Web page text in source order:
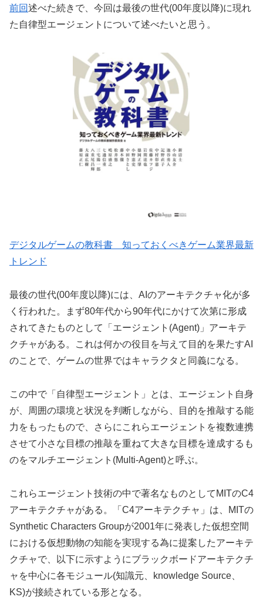
前回述べた続きで、今回は最後の世代(00年度以降)に現れ
た自律型エージェントについて述べたいと思う。
デジタルゲームの教科書 知っておくべきゲーム業界最新
トレンド
最後の世代(00年度以降)には、AIのアーキテクチャ化が多
く行われた。まず80年代から90年代にかけて次第に形成
されてきたものとして「エージェント(Agent)」アーキテ
クチャがある。これは何かの役目を与えて目的を果たすAI
のことで、ゲームの世界ではキャラクタと同義になる。
この中で「自律型エージェント」とは、エージェント自身
が、周囲の環境と状況を判断しながら、目的を推敲する能
力をもったもので、さらにこれらエージェントを複数連携
させて小さな目標の推敲を重ねて大きな目標を達成するも
のをマルチエージェント(Multi-Agent)と呼ぶ。
これらエージェント技術の中で著名なものとしてMITのC4
アーキテクチャがある。「C4アーキテクチャ」は、MITの
Synthetic Characters Groupが2001年に発表した仮想空間
における仮想動物の知能を実現する為に提案したアーキテ
クチャで、以下に示すようにブラックボードアーキテクチ
ャを中心に各モジュール(知識元、knowledge Source、
KS)が接続されている形となる。